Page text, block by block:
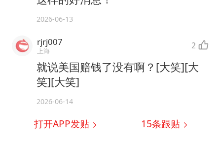
2026-06-13
rjrj007
上海 2
就说美国赔钱了没有啊？[大笑][大
笑][大笑]
2026-06-14
打开APP发贴 15条跟贴